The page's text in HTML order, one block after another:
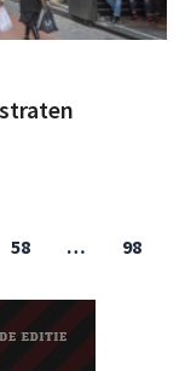
58 … 98